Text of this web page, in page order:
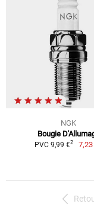
NGK
Bougie
PVC 9,99 €2